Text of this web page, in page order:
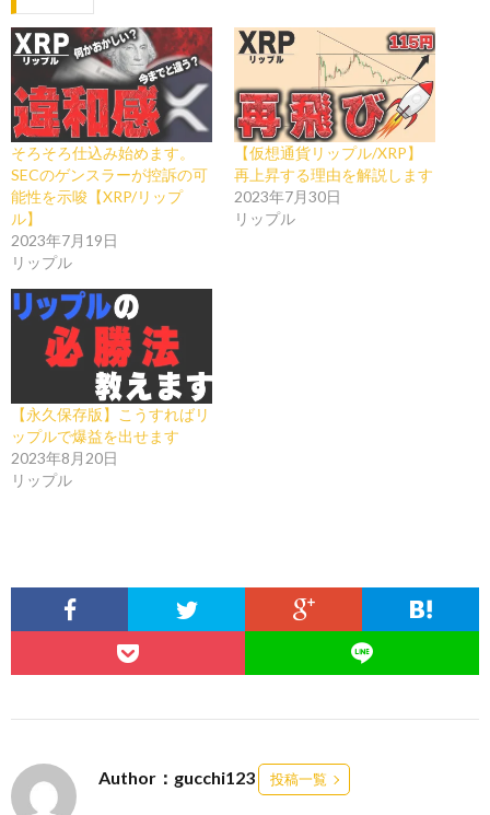
そろそろ仕込み始めます。
SECのゲンスラーが控訴の可
能性を示唆【XRP/リップ
ル】
2023年7月19日
リップル
【仮想通貨リップル/XRP】
再上昇する理由を解説します
2023年7月30日
リップル
【永久保存版】こうすればリ
ップルで爆益を出せます
2023年8月20日
リップル
Author：gucchi123 投稿一覧